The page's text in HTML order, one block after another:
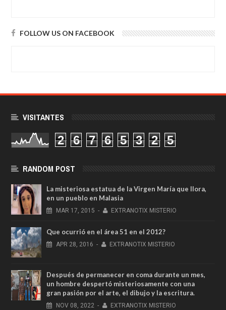
FOLLOW US ON FACEBOOK
VISITANTES
2 6 7 6 5 3 2 5
RANDOM POST
La misteriosa estatua de la Virgen María que llora,
en un pueblo en Malasia
MAR 17, 2015 - EXTRANOTIX MISTERIO
Que ocurrió en el área 51 en el 2012?
APR 28, 2016 - EXTRANOTIX MISTERIO
Después de permanecer en coma durante un mes,
un hombre despertó misteriosamente con una
gran pasión por el arte, el dibujo y la escritura.
NOV 08, 2022 - EXTRANOTIX MISTERIO